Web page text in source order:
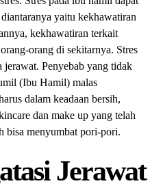
yaitu kekhawatiran
kekhawatiran terkait
orang di sekitarnya. Stres
jerawat. Penyebab yang tidak
(Ibu Hamil) malas
dalam keadaan bersih,
dan make up yang telah
bisa menyumbat pori-pori.
Jerawat